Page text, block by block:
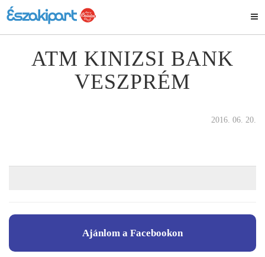
ATM KINIZSI BANK
VESZPRÉM
2016. 06. 20.
Ajánlom a Facebookon